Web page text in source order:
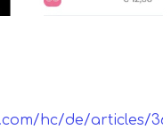
hc/de/articles/